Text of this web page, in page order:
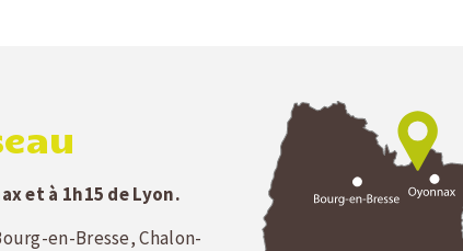
et à 1h15 de Lyon.
en-Bresse, Chalon-